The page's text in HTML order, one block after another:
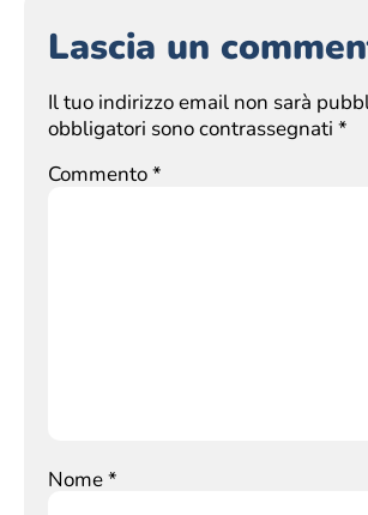
Lascia un
Il tuo indirizzo email non sarà
obbligatori sono contrassegnati *
Commento*
Nome*